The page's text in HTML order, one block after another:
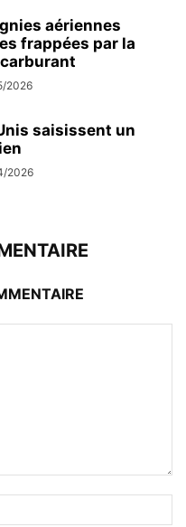
aériennes
frappées par la
2026
saisissent un
2026